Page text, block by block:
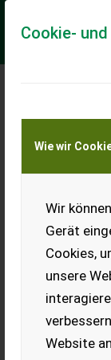
Cookie-
Wie wir
Wir
Gerät
Cookies,
unsere
Website
Meine
Transport
Fella SM
! WICHTIG,
chatten und
Sie die
EUR 0